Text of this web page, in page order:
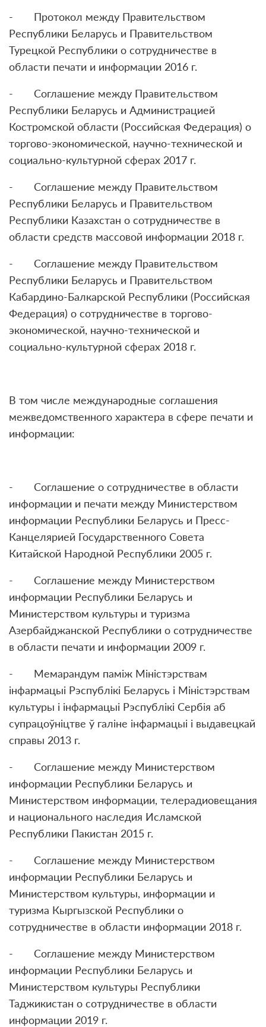
- Протокол между Правительством
Республики Беларусь и Правительством
Турецкой Республики о сотрудничестве в
области печати и информации 2016 г.
- Соглашение между Правительством
Республики Беларусь и Администрацией
Костромской области (Российская Федерация) о
торгово-экономической, научно-технической и
социально-культурной сферах 2017 г.
- Соглашение между Правительством
Республики Беларусь и Правительством
Республики Казахстан о сотрудничестве в
области средств массовой информации 2018 г.
- Соглашение между Правительством
Республики Беларусь и Правительством
Кабардино-Балкарской Республики (Российская
Федерация) о сотрудничестве в торгово-
экономической, научно-технической и
социально-культурной сферах 2018 г.
В том числе международные соглашения
межведомственного характера в сфере печати и
информации:
- Соглашение о сотрудничестве в области
информации и печати между Министерством
информации Республики Беларусь и Пресс-
Канцелярией Государственного Совета
Китайской Народной Республики 2005 г.
- Соглашение между Министерством
информации Республики Беларусь и
Министерством культуры и туризма
Азербайджанской Республики о сотрудничестве
в области печати и информации 2009 г.
- Мемарандум памiж Мiнiстэрствам
iнфармацыi Рэспублiкi Беларусь i Мiнiстэрствам
культуры i iнфармацыi Рэспублiкi Сербiя аб
супрацоўнiцтве ў галiне iнфармацыi i выдавецкай
справы 2013 г.
- Соглашение между Министерством
информации Республики Беларусь и
Министерством информации, телерадиовещания
и национального наследия Исламской
Республики Пакистан 2015 г.
- Соглашение между Министерством
информации Республики Беларусь и
Министерством культуры, информации и
туризма Кыргызской Республики о
сотрудничестве в области информации 2018 г.
- Соглашение между Министерством
информации Республики Беларусь и
Министерством культуры Республики
Таджикистан о сотрудничестве в области
информации 2019 г.